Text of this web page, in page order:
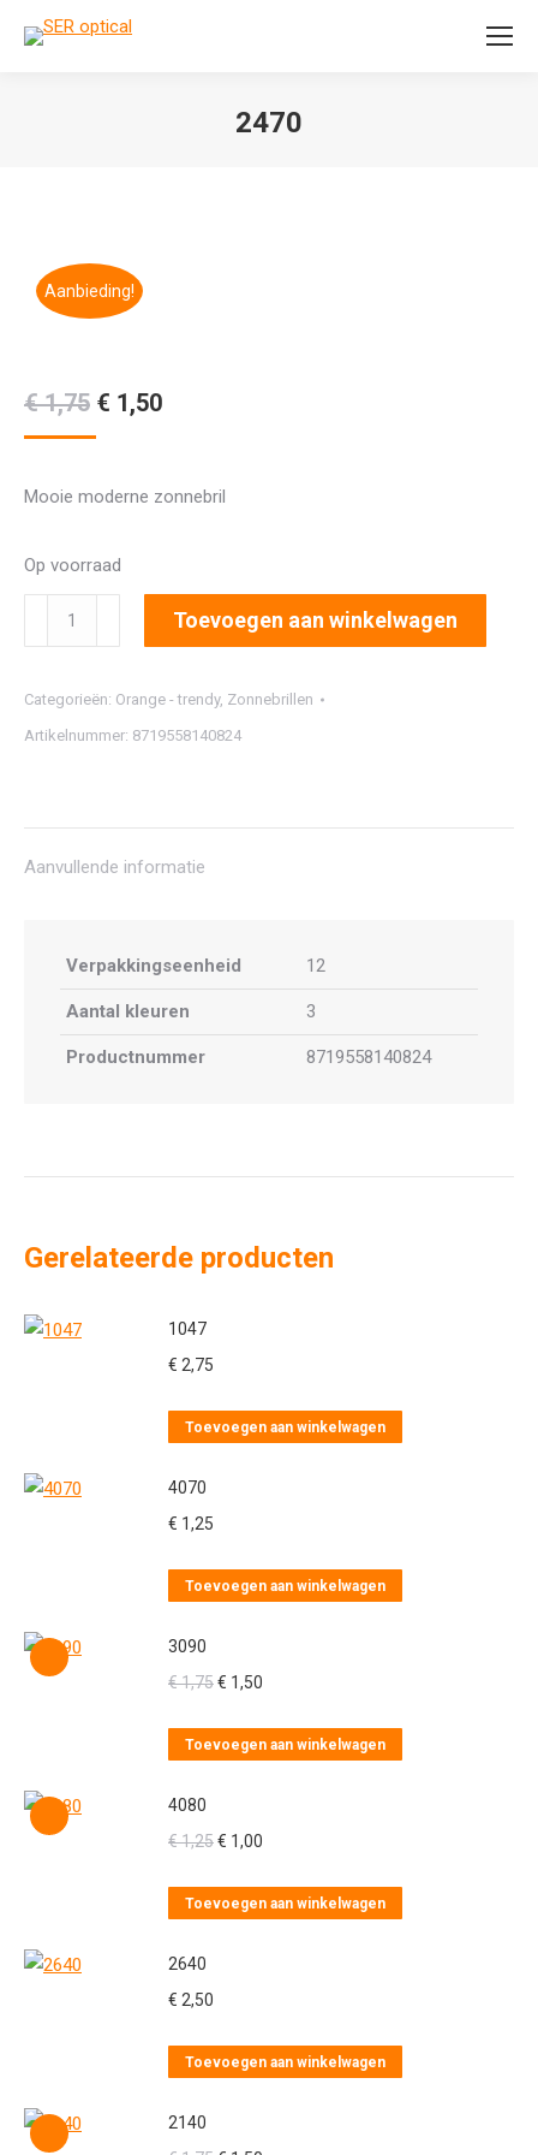
Search:
2470
Aanbieding!
€1,75 Oorspronkelijke
prijs
€ 1,75.
€ 1,50Huidige
€ 1,50.
Mooie moderne zonnebril
Op voorraad
aantal
Toevoegen aan winkelwagen
Categorieën: Orange - trendy, Zonnebrillen
Artikelnummer: 8719558140824
Aanvullende informatie
Verpakkingseenheid 12
Aantal kleuren 3
Productnummer 8719558140824
Gerelateerde producten
1047
€ 2,75
Toevoegen aan winkelwagen
4070
€ 1,25
Toevoegen aan winkelwagen
3090
€1,75Oorspronkelijke
was:
€ 1,50
is:
Toevoegen aan winkelwagen
4080
€1,25Oorspronkelijke
was:
€ 1,00
is:
Toevoegen aan winkelwagen
2640
€ 2,50
Toevoegen aan winkelwagen
2140